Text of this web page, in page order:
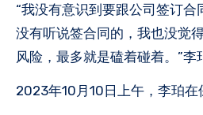
“我没有意识到要跟公司签订
没有听说签合同的，我也没觉
风险，最多就是磕着碰着。”李
2023年10月10日上午，李珀在